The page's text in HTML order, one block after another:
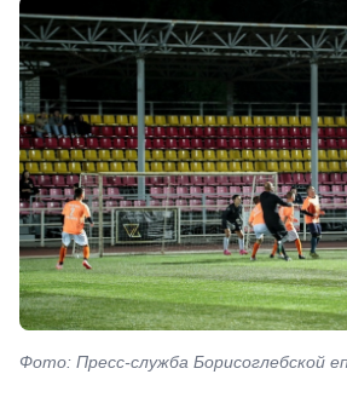
Фото: Пресс-служба Борисоглебской